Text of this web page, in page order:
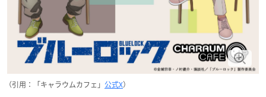
（引用：「キャラウムカフェ」 公式X）